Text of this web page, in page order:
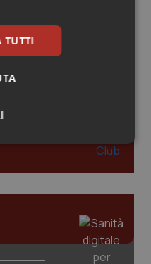
Ulcerosa
nello studio
concrete e
TUTTI
Marketing
Marketing